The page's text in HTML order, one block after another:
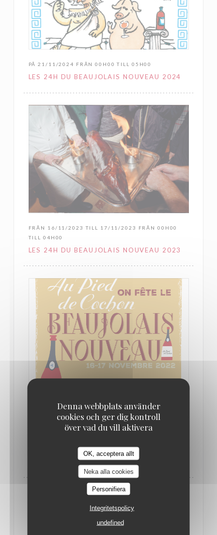
Denna webbplats använder
cookies och ger dig kontroll
över vad du vill aktivera
OK, acceptera allt
Neka alla cookies
Personifiera
Integritetspolicy
undefined
PÅ 21/11/2024 FRÅN 00H00 TILL 05H00
LES 24H DU BEAUJOLAIS NOUVEAU 2024
FRÅN 16/11/2023 TILL 17/11/2023 FRÅN 00H00
TILL 04H00
LES 24H DU BEAUJOLAIS NOUVEAU 2023
TILL 04H00
LES 24H DU BEAUJOLAIS NOUVEAU 2022
MER INFORMATION ((ÖPPNAS I ETT NYTT FÖNSTER))